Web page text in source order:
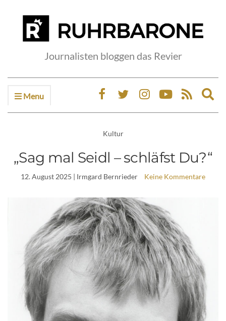
Journalisten bloggen das Revier
Menu
Kultur
„Sag mal Seidl – schläfst Du?“
12. August 2025 | Irmgard Bernrieder Keine Kommentare